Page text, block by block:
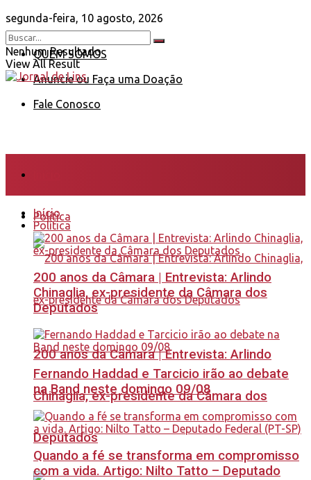
segunda-feira, 10 agosto, 2026
QUEM SOMOS
Anuncie ou Faça uma Doação
Fale Conosco
Nenhum Resultado
View All Result
Política
200 anos da Câmara | Entrevista: Arlindo
Chinaglia, ex-presidente da Câmara dos
Deputados
Início
Política
200 anos da Câmara | Entrevista: Arlindo
Chinaglia, ex-presidente da Câmara dos
Deputados
Fernando Haddad e Tarcicio irão ao debate
na Band neste domingo 09/08
Quando a fé se transforma em compromisso
com a vida. Artigo: Nilto Tatto – Deputado